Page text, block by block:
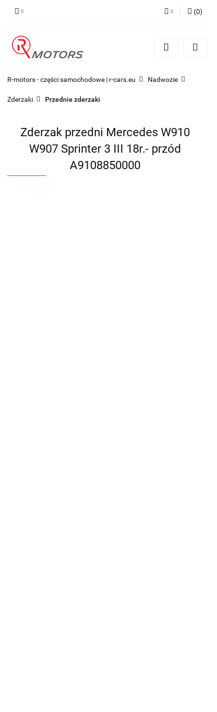
Zarejestruj się
(0)
R-motors - części samochodowe | r-cars.eu Nadwozie
Zderzaki Przednie zderzaki
Zderzak przedni Mercedes W910
W907 Sprinter 3 III 18r.- przód
A9108850000